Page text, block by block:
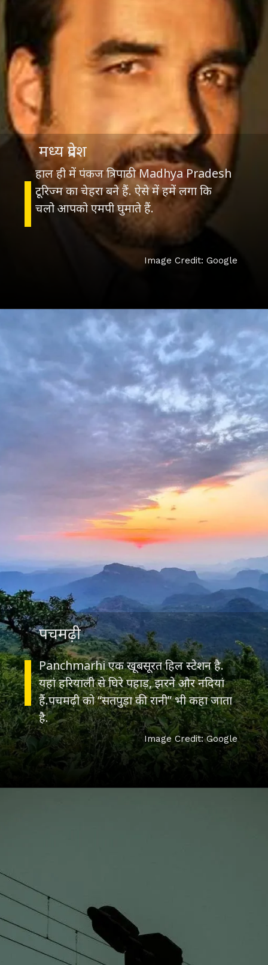
हाल ही में पंकज त्रिपाठी Madhya Pradesh
टूरिज्म का चेहरा बने हैं. ऐसे में हमें लगा कि
चलो आपको एमपी घुमाते हैं.
मध्य प्रदेश
Image Credit: Google
Panchmarhi एक खूबसूरत हिल स्टेशन है.
यहां हरियाली से घिरे पहाड़, झरने और नदियां
हैं.पचमढ़ी को “सतपुड़ा की रानी” भी कहा जाता
है.
पचमढ़ी
Image Credit: Google